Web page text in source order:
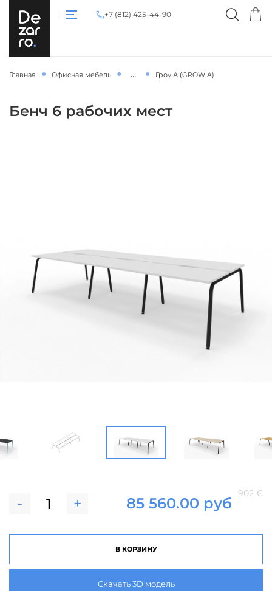
+7 (812) 425-44-90
Главная Офисная мебель ... Гроу А (GROW A)
Бенч 6 рабочих мест
- + 85 560.00 руб
902 €
В КОРЗИНУ
Скачать 3D модель